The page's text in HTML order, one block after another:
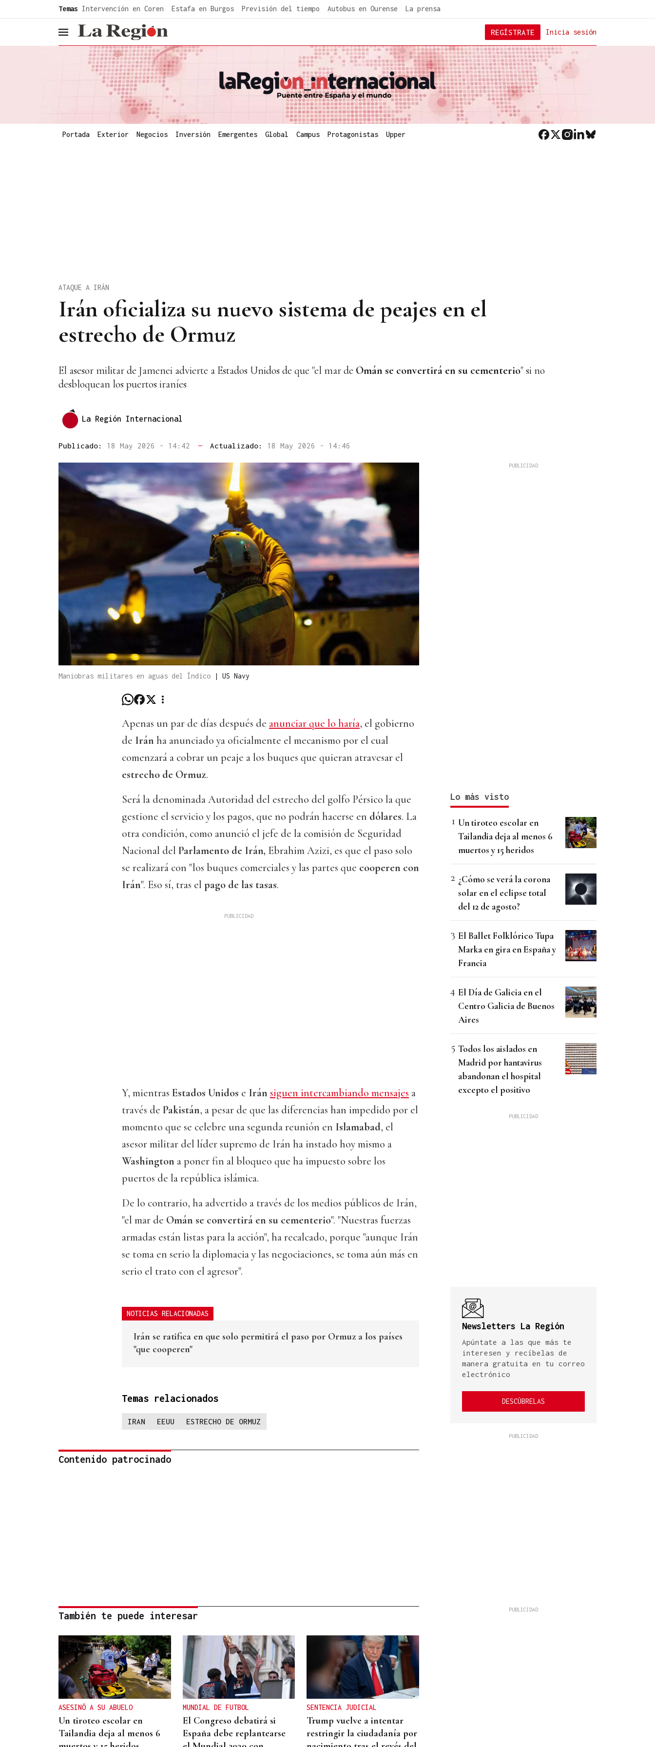
Temas Intervención en Coren Estafa en Burgos Previsión del tiempo Autobus en Ourense La prensa
header.menu.open Inicia sesión
REGÍSTRATE
Portada Exterior Negocios Inversión Emergentes Global Campus Protagonistas Upper
Irán oficializa su nuevo sistema de peajes en el
estrecho de Ormuz
ATAQUE A IRÁN
El asesor militar de Jamenei advierte a Estados Unidos de que "el mar de Omán se convertirá en su cementerio" si no
desbloquean los puertos iraníes
La Región Internacional
Publicado: 18 May 2026 - 14:42 — Actualizado: 18 May 2026 - 14:46
Maniobras militares en aguas del Índico | US Navy
Apenas un par de días después de anunciar que lo haría, el gobierno
de Irán ha anunciado ya oficialmente el mecanismo por el cual
comenzará a cobrar un peaje a los buques que quieran atravesar el
estrecho de Ormuz.
Será la denominada Autoridad del estrecho del golfo Pérsico la que
gestione el servicio y los pagos, que no podrán hacerse en dólares. La
otra condición, como anunció el jefe de la comisión de Seguridad
Nacional del Parlamento de Irán, Ebrahim Azizi, es que el paso solo
se realizará con "los buques comerciales y las partes que cooperen con
Irán". Eso sí, tras el pago de las tasas.
Y, mientras Estados Unidos e Irán siguen intercambiando mensajes a
través de Pakistán, a pesar de que las diferencias han impedido por el
momento que se celebre una segunda reunión en Islamabad, el
asesor militar del líder supremo de Irán ha instado hoy mismo a
Washington a poner fin al bloqueo que ha impuesto sobre los
puertos de la república islámica.
De lo contrario, ha advertido a través de los medios públicos de Irán,
"el mar de Omán se convertirá en su cementerio". "Nuestras fuerzas
armadas están listas para la acción", ha recalcado, porque "aunque Irán
se toma en serio la diplomacia y las negociaciones, se toma aún más en
serio el trato con el agresor".
NOTICIAS RELACIONADAS
Irán se ratifica en que solo permitirá el paso por Ormuz a los países
"que cooperen"
Temas relacionados
IRAN EEUU ESTRECHO DE ORMUZ
Contenido patrocinado
También te puede interesar
ASESINÓ A SU ABUELO
Un tiroteo escolar en
Tailandia deja al menos 6
MUNDIAL DE FUTBOL
El Congreso debatirá si
España debe replantearse
SENTENCIA JUDICIAL
Trump vuelve a intentar
restringir la ciudadanía por
Lo más visto
Un tiroteo escolar en
Tailandia deja al menos 6
muertos y 15 heridos
¿Cómo se verá la corona
solar en el eclipse total
del 12 de agosto?
El Ballet Folklórico Tupa
Marka en gira en España y
Francia
El Día de Galicia en el
Centro Galicia de Buenos
Aires
Todos los aislados en
Madrid por hantavirus
abandonan el hospital
excepto el positivo
Newsletters La Región
Apúntate a las que más te
interesen y recíbelas de
manera gratuita en tu correo
electrónico
DESCÚBRELAS